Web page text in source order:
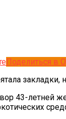
Поделиться в
закладки,
43-летней